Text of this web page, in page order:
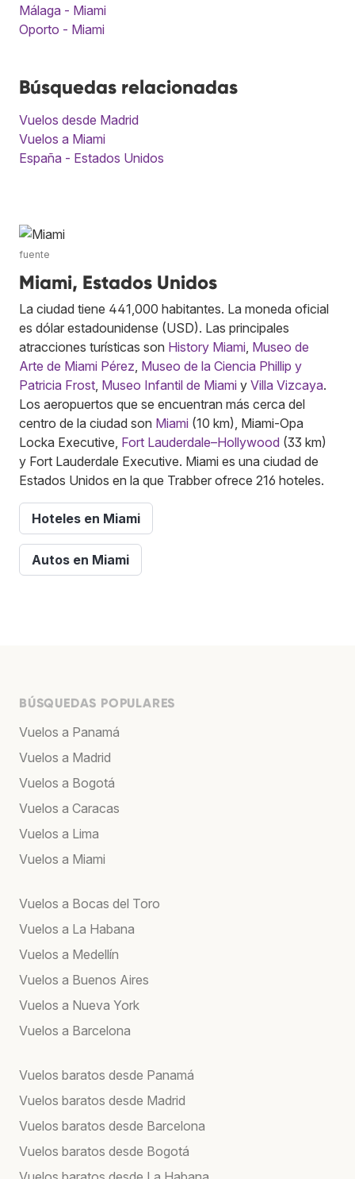
Málaga - Miami
Oporto - Miami
Búsquedas relacionadas
Vuelos desde Madrid
Vuelos a Miami
España - Estados Unidos
fuente
Miami, Estados Unidos
La ciudad tiene 441,000 habitantes. La moneda oficial
es dólar estadounidense (USD). Las principales
atracciones turísticas son History Miami Museo de
Arte de Miami Pérez Museo de la Ciencia Phillip y
Patricia Frost Museo Infantil de Miami y Villa Vizcaya.
Los aeropuertos que se encuentran más cerca del
centro de la ciudad son Miami (10 km), Miami-Opa
Locka Executive, Fort Lauderdale–Hollywood (33 km)
y Fort Lauderdale Executive. Miami es una ciudad de
Estados Unidos en la que Trabber ofrece 216 hoteles.
Hoteles en Miami
Autos en Miami
BÚSQUEDAS POPULARES
Vuelos a Panamá
Vuelos a Madrid
Vuelos a Bogotá
Vuelos a Caracas
Vuelos a Lima
Vuelos a Miami
Vuelos a Bocas del Toro
Vuelos a La Habana
Vuelos a Medellín
Vuelos a Buenos Aires
Vuelos a Nueva York
Vuelos a Barcelona
Vuelos baratos desde Panamá
Vuelos baratos desde Madrid
Vuelos baratos desde Barcelona
Vuelos baratos desde Bogotá